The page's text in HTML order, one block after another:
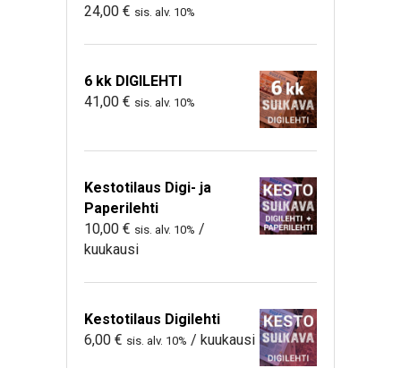
24,00 € sis. alv. 10%
6 kk DIGILEHTI
41,00 € sis. alv. 10%
Kestotilaus Digi- ja
Paperilehti
10,00 € sis. alv. 10% /
kuukausi
Kestotilaus Digilehti
6,00 € sis. alv. 10% / kuukausi